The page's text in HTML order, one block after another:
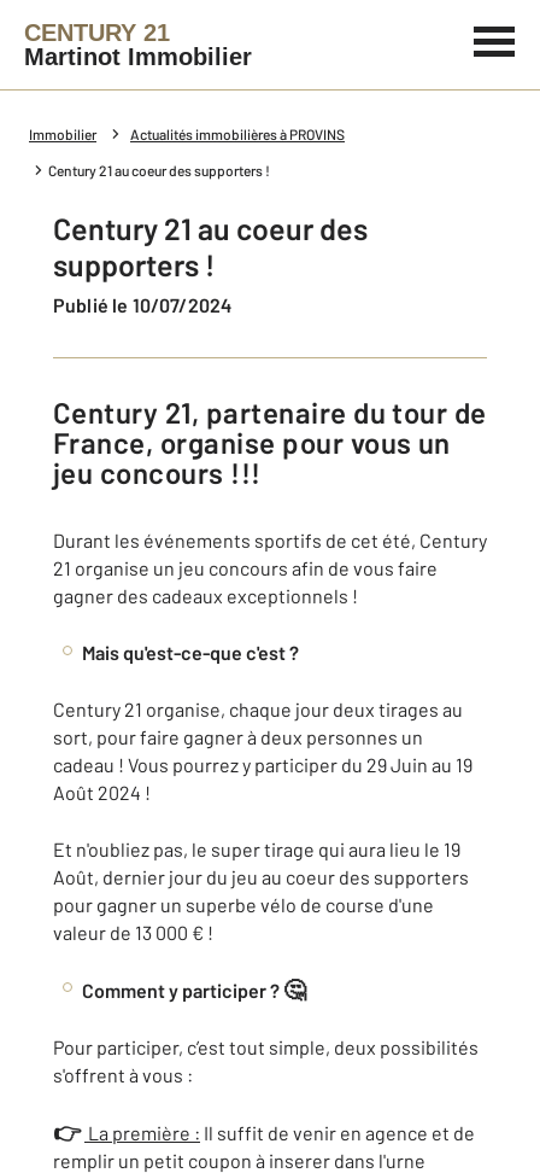
CENTURY 21
Martinot Immobilier
Immobilier Actualités immobilières à PROVINS
Century 21 au coeur des supporters !
Century 21 au coeur des
supporters !
Publié le 10/07/2024
Century 21, partenaire du tour de
France, organise pour vous un
jeu concours !!!
Durant les événements sportifs de cet été, Century
21 organise un jeu concours afin de vous faire
gagner des cadeaux exceptionnels !
Mais qu'est-ce-que c'est ?
Century 21 organise, chaque jour deux tirages au
sort, pour faire gagner à deux personnes un
cadeau ! Vous pourrez y participer du 29 Juin au 19
Août 2024 !
Et n'oubliez pas, le super tirage qui aura lieu le 19
Août, dernier jour du jeu au coeur des supporters
pour gagner un superbe vélo de course d'une
valeur de 13 000 € !
Comment y participer ? 🤔
Pour participer, c’est tout simple, deux possibilités
s'offrent à vous :
👉 La première : Il suffit de venir en agence et de
remplir un petit coupon à inserer dans l'urne